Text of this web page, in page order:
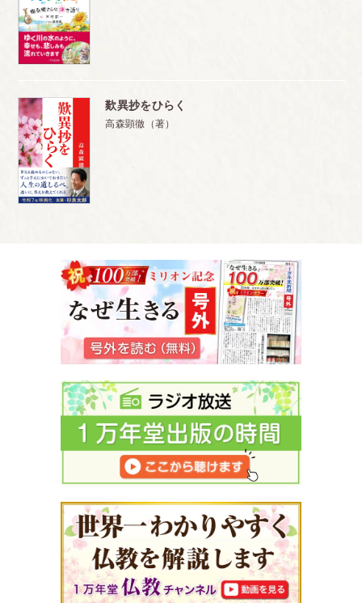
歎異抄をひらく
高森顕徹（著）